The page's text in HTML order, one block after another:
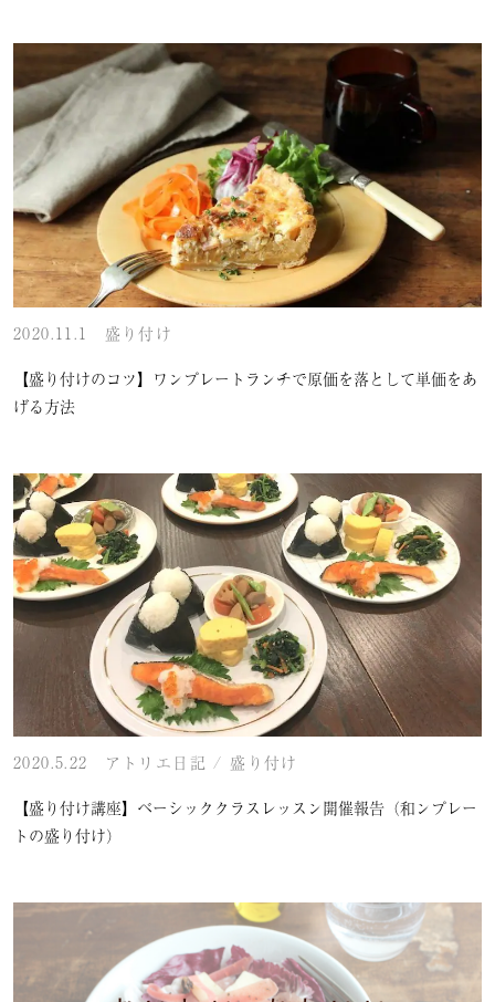
2020.11.1 盛り付け
【盛り付けのコツ】ワンプレートランチで原価を落として単価をあ
げる方法
2020.5.22 アトリエ日記 / 盛り付け
【盛り付け講座】ベーシッククラスレッスン開催報告（和ンプレー
トの盛り付け）